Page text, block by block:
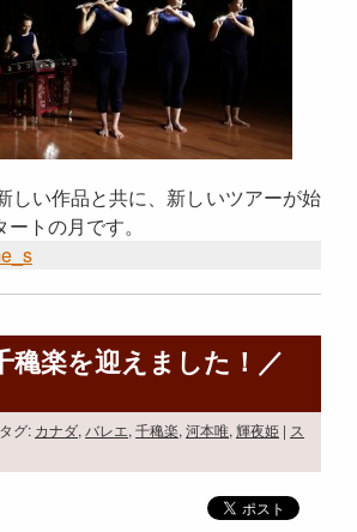
しい作品と共に、新しいツアーが始
トの月です。
穐楽を迎えました！／
タグ: カナダ, バレエ, 千穐楽, 河本唯, 輝夜姫 | ス